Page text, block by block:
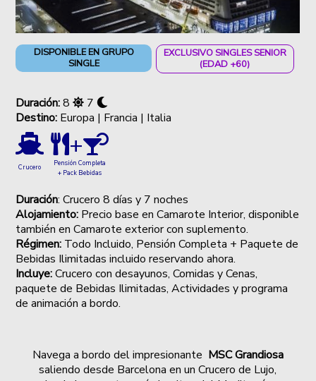
DISPONIBLE EN GRUPO
SINGLE
EXCLUSIVO SINGLES SENIOR
(EDAD +60)
Duración:8
7
Destino: Europa | Francia | Italia
Crucero
+
Pensión Completa
+ Pack Bebidas
Duración: Crucero 8 días y 7 noches
Alojamiento: Precio base en Camarote Interior, disponible
también en Camarote exterior con suplemento.
Régimen: Todo Incluido, Pensión Completa + Paquete de
Bebidas Ilimitadas incluido reservando ahora.
Incluye:Crucero con desayunos, Comidas y Cenas,
paquete de Bebidas Ilimitadas, Actividades y programa
de animación a bordo.
Navega a bordo del impresionante MSC Grandiosa
saliendo desde Barcelona en un Crucero de Lujo,